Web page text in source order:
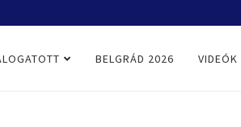
BELGRÁD 2026 VIDEÓK